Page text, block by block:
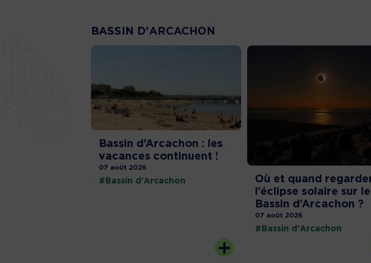
BASSIN D'ARCACHON
Bassin d’Arcachon : les
vacances continuent !
07 août 2026
#Bassin d'Arcachon
Où et quand
l’éclipse solaire sur le
Bassin d’Arcachon ?
07 août 2026
#Bassin d'Arcachon